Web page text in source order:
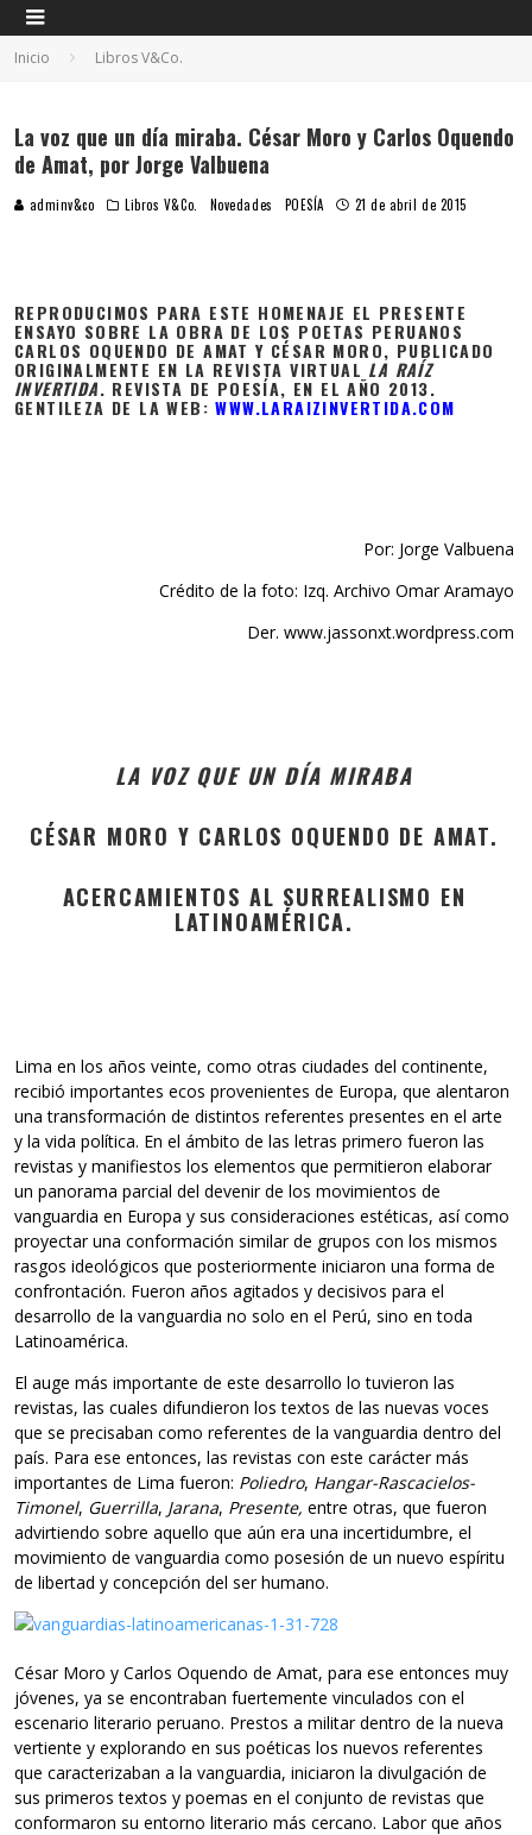
Inicio Libros V&Co.
La voz que un día miraba. César Moro y Carlos Oquendo
de Amat, por Jorge Valbuena
adminv&co Libros V&Co. Novedades POESÍA 21 de abril de 2015
REPRODUCIMOS PARA ESTE HOMENAJE EL PRESENTE
ENSAYO SOBRE LA OBRA DE LOS POETAS PERUANOS
CARLOS OQUENDO DE AMAT Y CÉSAR MORO, PUBLICADO
ORIGINALMENTE EN LA REVISTA VIRTUAL LA RAÍZ
INVERTIDA. REVISTA DE POESÍA, EN EL AÑO 2013.
GENTILEZA DE LA WEB:WWW.LARAIZINVERTIDA.COM
Por: Jorge Valbuena
Crédito de la foto: Izq. Archivo Omar Aramayo
Der. www.jassonxt.wordpress.com
LA VOZ QUE UN DÍA MIRABA
CÉSAR MORO Y CARLOS OQUENDO DE AMAT.
ACERCAMIENTOS AL SURREALISMO EN
LATINOAMÉRICA.
Lima en los años veinte, como otras ciudades del continente,
recibió importantes ecos provenientes de Europa, que alentaron
una transformación de distintos referentes presentes en el arte
y la vida política. En el ámbito de las letras primero fueron las
revistas y manifiestos los elementos que permitieron elaborar
un panorama parcial del devenir de los movimientos de
vanguardia en Europa y sus consideraciones estéticas, así como
proyectar una conformación similar de grupos con los mismos
rasgos ideológicos que posteriormente iniciaron una forma de
confrontación. Fueron años agitados y decisivos para el
desarrollo de la vanguardia no solo en el Perú, sino en toda
Latinoamérica.
El auge más importante de este desarrollo lo tuvieron las
revistas, las cuales difundieron los textos de las nuevas voces
que se precisaban como referentes de la vanguardia dentro del
país. Para ese entonces, las revistas con este carácter más
importantes de Lima fueron: Poliedro, Hangar-Rascacielos-
Timonel, Guerrilla, Jarana, Presente, entre otras, que fueron
advirtiendo sobre aquello que aún era una incertidumbre, el
movimiento de vanguardia como posesión de un nuevo espíritu
de libertad y concepción del ser humano.
César Moro y Carlos Oquendo de Amat, para ese entonces muy
jóvenes, ya se encontraban fuertemente vinculados con el
escenario literario peruano. Prestos a militar dentro de la nueva
vertiente y explorando en sus poéticas los nuevos referentes
que caracterizaban a la vanguardia, iniciaron la divulgación de
sus primeros textos y poemas en el conjunto de revistas que
conformaron su entorno literario más cercano. Labor que años